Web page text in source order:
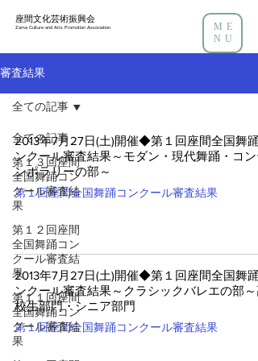
座間文化芸術振興会
Zama Culture and Arts Promotion Association
ME
NU
審査結果
全ての記事
第１３回座間
全国舞踊コン
クール審査結
果
第１２回座間
全国舞踊コン
クール審査結
果
第１１回座間
全国舞踊コン
クール審査結
果
全ての記事
2013年7月27日(土)開催◆第１回座間全国舞踊
ンクール審査結果～モダン・現代舞踊・コン
ンポラリーの部～
第１回座間全国舞踊コンクール審査結果
2013年7月27日(土)開催◆第１回座間全国舞踊
ンクール審査結果～クラシックバレエの部～
校生部門・シニア部門
第１回座間全国舞踊コンクール審査結果